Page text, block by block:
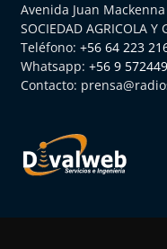
Avenida Juan
SOCIEDAD AGRICOLA Y
Teléfono: +56 64 223
Whatsapp: +56 9
Contacto: